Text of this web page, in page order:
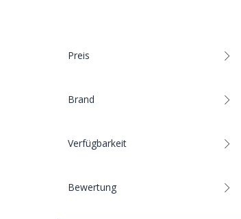
Preis
Brand
Verfügbarkeit
Bewertung